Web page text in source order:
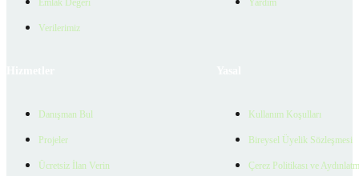
Emlak Değeri
Verilerimiz
Yardım
Danışman Bul
Projeler
Ücretsiz İlan Verin
Kullanım Koşulları
Bireysel Üyelik Sözleşmesi
Çerez Politikası ve